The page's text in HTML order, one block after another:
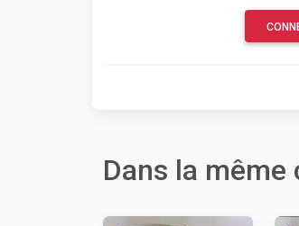
Dans la même